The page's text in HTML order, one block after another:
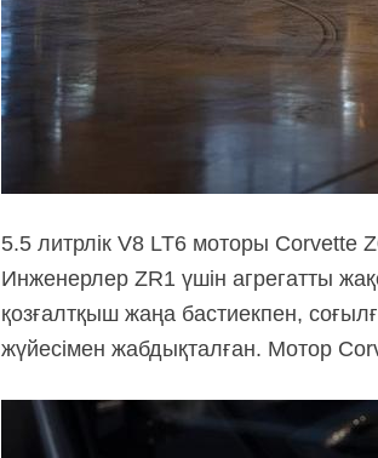
5.5 литрлік V8 LT6 моторы Corvette
Инженерлер ZR1 үшін агрегатты
қозғалтқыш жаңа бастиекпен,
жүйесімен жабдықталған. Мотор